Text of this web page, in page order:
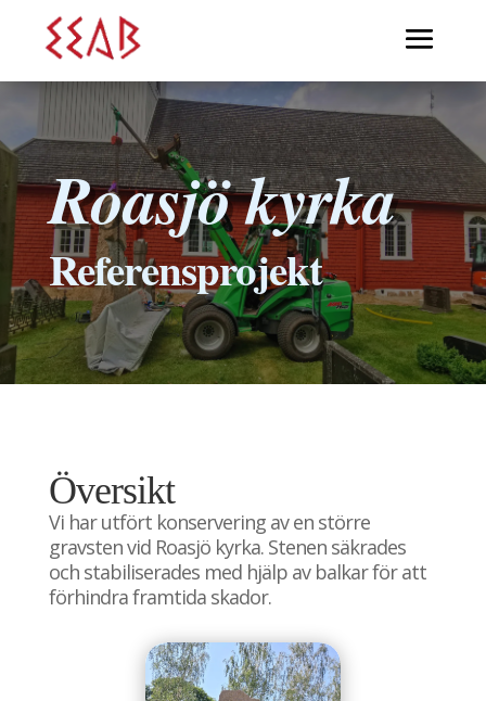
Roasjö kyrka
Referensprojekt
Översikt
Vi har utfört konservering av en större
gravsten vid Roasjö kyrka. Stenen säkrades
och stabiliserades med hjälp av balkar för att
förhindra framtida skador.